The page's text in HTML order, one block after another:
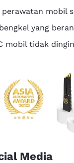
mobil
yang
mobil tidak
Media